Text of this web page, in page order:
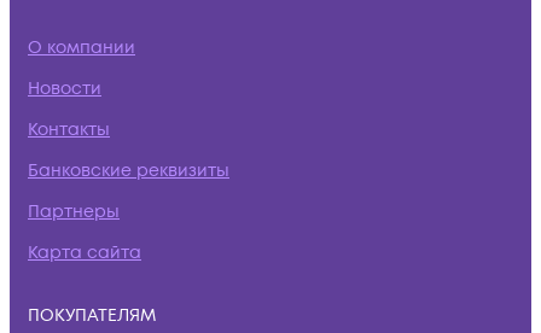
О компании
Новости
Контакты
Банковские реквизиты
Партнеры
Карта сайта
ПОКУПАТЕЛЯМ